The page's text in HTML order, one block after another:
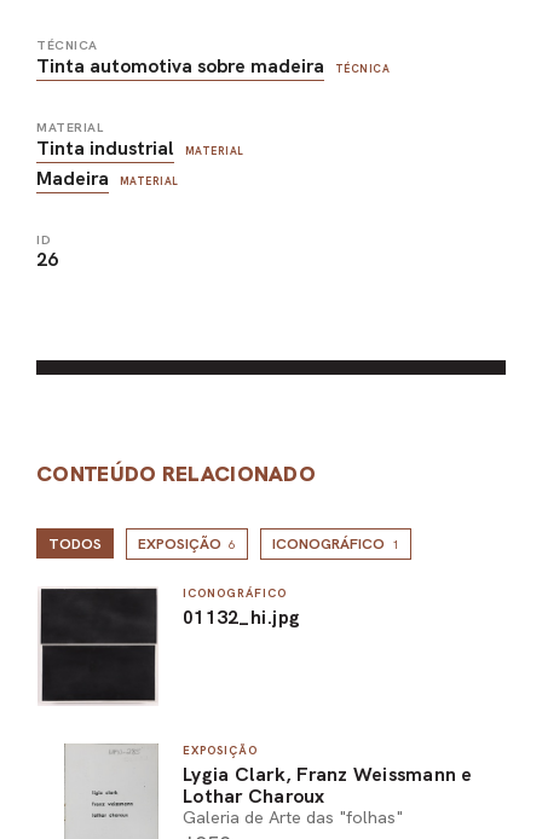
TÉCNICA
Tinta automotiva sobre madeira TÉCNICA
MATERIAL
Tinta industrial MATERIAL
Madeira MATERIAL
ID
26
CONTEÚDO RELACIONADO
TODOS EXPOSIÇÃO 6 ICONOGRÁFICO 1
ICONOGRÁFICO
01132_hi.jpg
EXPOSIÇÃO
Lygia Clark, Franz Weissmann e
Lothar Charoux
Galeria de Arte das "folhas"